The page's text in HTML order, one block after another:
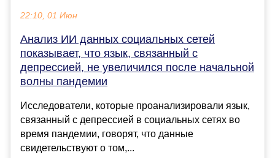
22:10, 01 Июн
Анализ ИИ данных социальных сетей
показывает, что язык, связанный с
депрессией, не увеличился после начальной
волны пандемии
Исследователи, которые проанализировали язык,
связанный с депрессией в социальных сетях во
время пандемии, говорят, что данные
свидетельствуют о том,...